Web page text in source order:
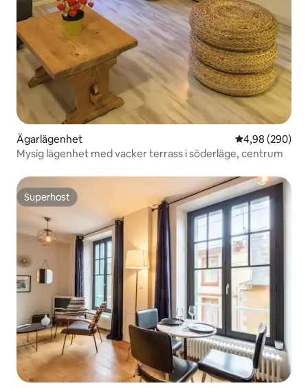
Ägarlägenhet 4,98 av 5 i
4,98 (290)
Mysig lägenhet med vacker terrass i söderläge, centrum
Superhost
Superhost